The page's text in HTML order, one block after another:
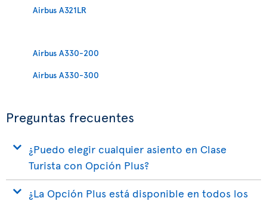
Airbus A321LR
Airbus A330-200
Airbus A330-300
Preguntas frecuentes
¿Puedo elegir cualquier asiento en Clase
Turista con Opción Plus?
¿La Opción Plus está disponible en todos los